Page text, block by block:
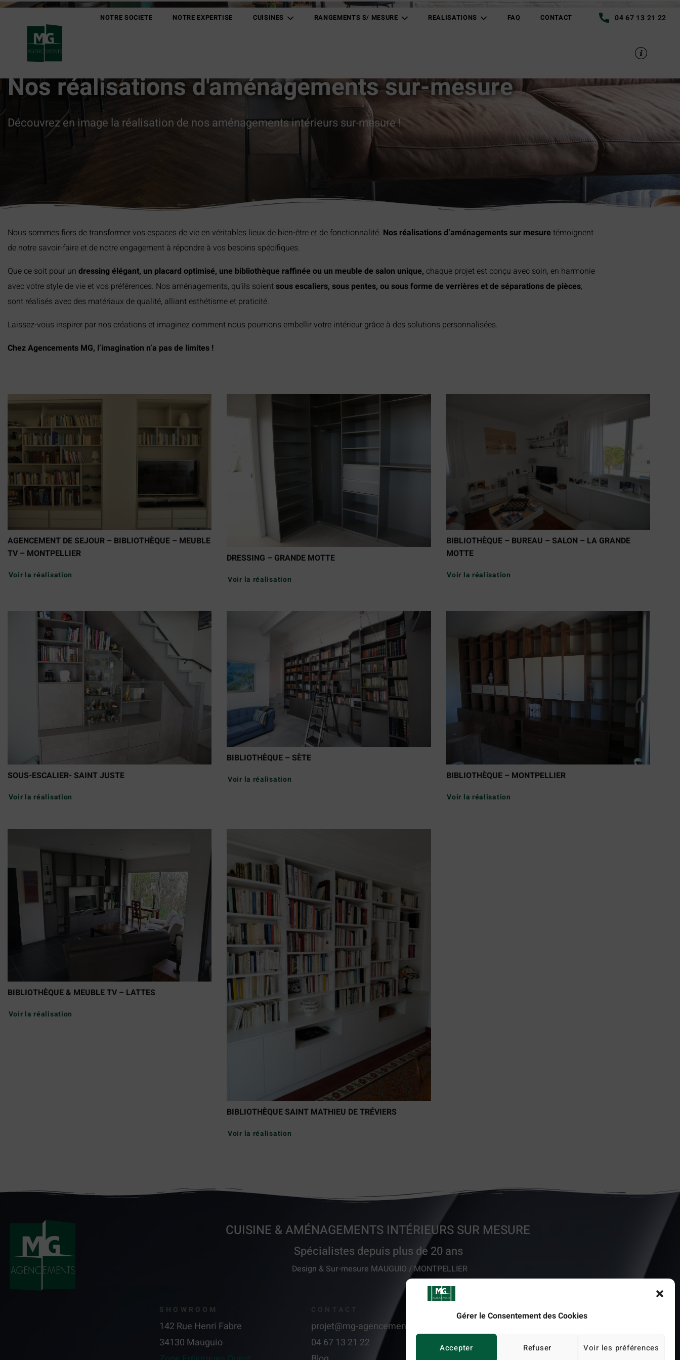
Gérer le Consentement des Cookies
Accepter Refuser Voir les préférences
NOTRE SOCIETE NOTRE EXPERTISE CUISINES RANGEMENTS S/ MESURE REALISATIONS FAQ CONTACT 04 67 13 21 22
Nos réalisations d'aménagements sur-mesure
Découvrez en image la réalisation de nos aménagements intérieurs sur-mesure !
Nous sommes fiers de transformer vos espaces de vie en véritables lieux de bien-être et de fonctionnalité. Nos réalisations d’aménagements sur mesure témoignent
de notre savoir-faire et de notre engagement à répondre à vos besoins spécifiques.
Que ce soit pour un dressing élégant, un placard optimisé, une bibliothèque raffinée ou un meuble de salon unique, chaque projet est conçu avec soin, en harmonie
avec votre style de vie et vos préférences. Nos aménagements, qu’ils soientsous escaliers, sous pentes, ou sous forme de verrières et de séparations de pièces,
sont réalisés avec des matériaux de qualité, alliant esthétisme et praticité.
Laissez-vous inspirer par nos créations et imaginez comment nous pourrions embellir votre intérieur grâce à des solutions personnalisées.
Chez Agencements MG, l’imagination n’a pas de limites !
AGENCEMENT DE SEJOUR – BIBLIOTHÈQUE – MEUBLE
TV – MONTPELLIER
Voir la réalisation
DRESSING – GRANDE MOTTE
Voir la réalisation
BIBLIOTHÈQUE – BUREAU – SALON – LA GRANDE
MOTTE
Voir la réalisation
SOUS-ESCALIER- SAINT JUSTE
Voir la réalisation
BIBLIOTHÈQUE – SÈTE
Voir la réalisation BIBLIOTHÈQUE – MONTPELLIER
Voir la réalisation
BIBLIOTHÈQUE & MEUBLE TV – LATTES
Voir la réalisation
BIBLIOTHÈQUE SAINT MATHIEU DE TRÉVIERS
Voir la réalisation
CUISINE &AMÉNAGEMENTS INTÉRIEURS SUR MESURE
Spécialistes depuis plus de 20 ans
Design & Sur-mesure MAUGUIO / MONTPELLIER
SHOWROOM
142 Rue Henri Fabre
34130 Mauguio
CONTACT
projet@mg-agencement.fr
04 67 13 21 22